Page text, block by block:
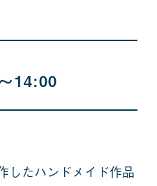
14:00
したハンドメイド作品